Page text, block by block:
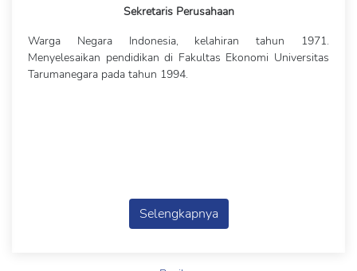
Sekretaris Perusahaan
Warga Negara Indonesia, kelahiran tahun 1971.
Menyelesaikan pendidikan di Fakultas Ekonomi Universitas
Tarumanegara pada tahun 1994.
Selengkapnya